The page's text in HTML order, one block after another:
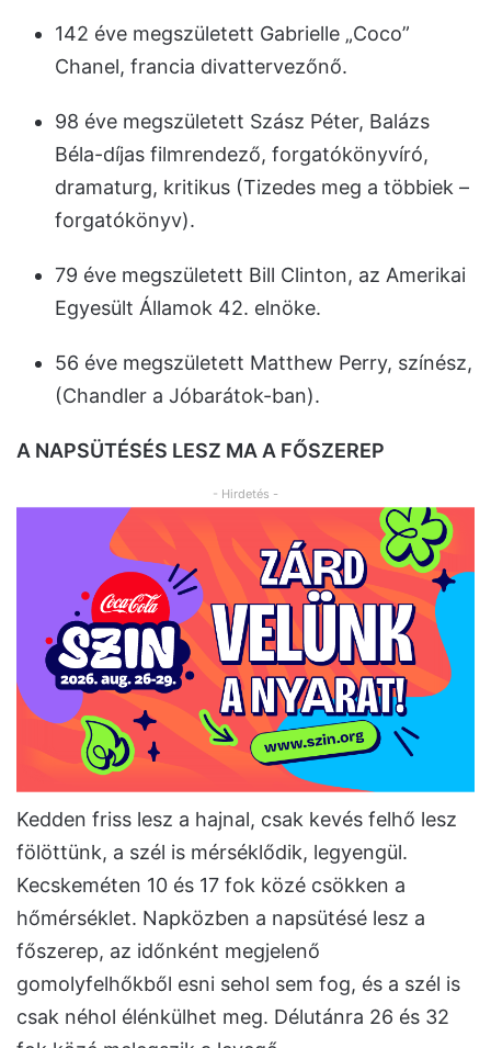
142 éve megszületett Gabrielle „Coco”
Chanel, francia divattervezőnő.
98 éve megszületett Szász Péter, Balázs
Béla-díjas filmrendező, forgatókönyvíró,
dramaturg, kritikus (Tizedes meg a többiek –
forgatókönyv).
79 éve megszületett Bill Clinton, az Amerikai
Egyesült Államok 42. elnöke.
56 éve megszületett Matthew Perry, színész,
(Chandler a Jóbarátok-ban).
A NAPSÜTÉSÉS LESZ MA A FŐSZEREP
- Hirdetés -
Kedden friss lesz a hajnal, csak kevés felhő lesz
fölöttünk, a szél is mérséklődik, legyengül.
Kecskeméten 10 és 17 fok közé csökken a
hőmérséklet. Napközben a napsütésé lesz a
főszerep, az időnként megjelenő
gomolyfelhőkből esni sehol sem fog, és a szél is
csak néhol élénkülhet meg. Délutánra 26 és 32